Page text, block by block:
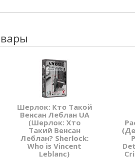
Шерлок: Кто Такой
Венсан Леблан UA
(Шерлок: Хто
Такий Венсан
Леблан? Sherlock:
Who is Vincent
Leblanc)